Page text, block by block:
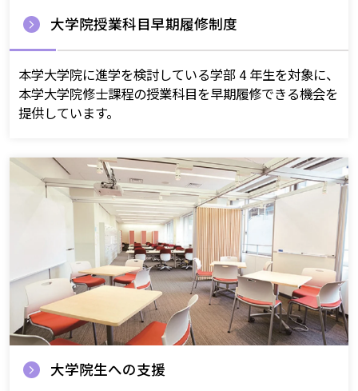
大学院授業科目早期履修制度
本学大学院に進学を検討している学部 4 年生を対象に、
本学大学院修士課程の授業科目を早期履修できる機会を
提供しています。
大学院生への支援